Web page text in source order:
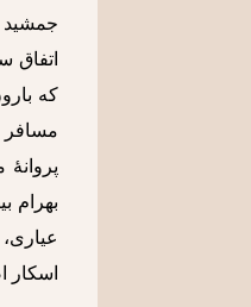
جمشید
اتفاق
که
مسافر
بهرام
اسکار